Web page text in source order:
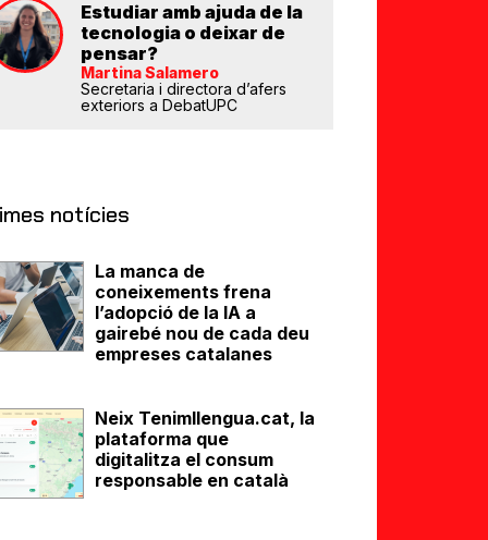
Estudiar amb ajuda de la
tecnologia o deixar de
pensar?
Martina Salamero
Secretaria i directora d’afers
exteriors a DebatUPC
notícies
La manca de
coneixements frena
l’adopció de la IA a
gairebé nou de cada deu
empreses catalanes
Neix Tenimllengua.cat, la
plataforma que
digitalitza el consum
responsable en català